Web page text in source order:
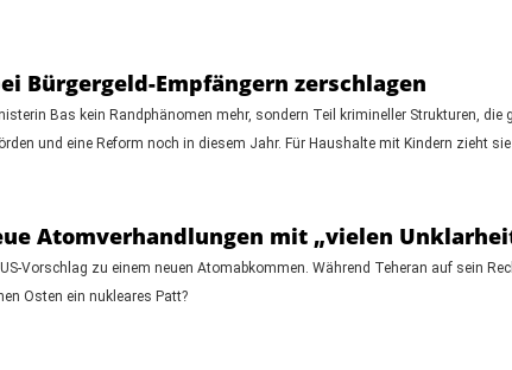
Bürgergeld-Empfängern zerschlagen
Bas kein Randphänomen mehr, sondern Teil krimineller Strukturen, die
und eine Reform noch in diesem Jahr. Für Haushalte mit Kindern zieht
Atomverhandlungen mit „vielen
Vorschlag zu einem neuen Atomabkommen. Während Teheran auf sein
Osten ein nukleares Patt?